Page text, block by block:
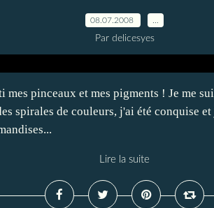
08.07.2008
Par delicesyes
mes pinceaux et mes pigments ! Je me
spirales de couleurs, j'ai été conquise et
Lire la suite